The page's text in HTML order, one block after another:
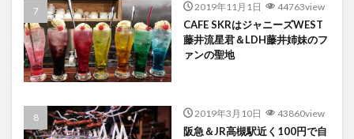
2019年11月1日 44763view
CAFE SKRはジャニーズWEST
藤井流星君＆LDH藤井姉妹のフ
ァンの聖地
2019年3月10日 43860view
阪急＆JR高槻駅近く100円で自